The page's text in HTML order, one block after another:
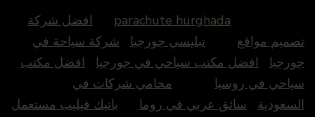
parachute hurghada
افضل شركة
تصميم مواقع
تبليسي جورجيا
شركة سياحة في
جورجيا
افضل مكتب سياحي في جورجيا
افضل مكتب
سياحي في روسيا
محامي شركات في
السعودية
سائق عربي في روما
باتيك فيليب مستعمل